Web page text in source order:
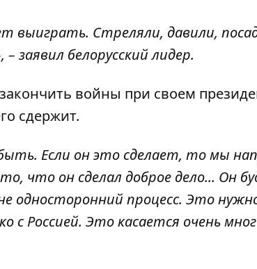
выиграть. Стреляли, давили,
заявил белорусский лидер.
войны при своем
сдержит.
Если он это сделает, то мы
что он сделал доброе дело... Он
односторонний процесс. Это
с Россией. Это касается очень